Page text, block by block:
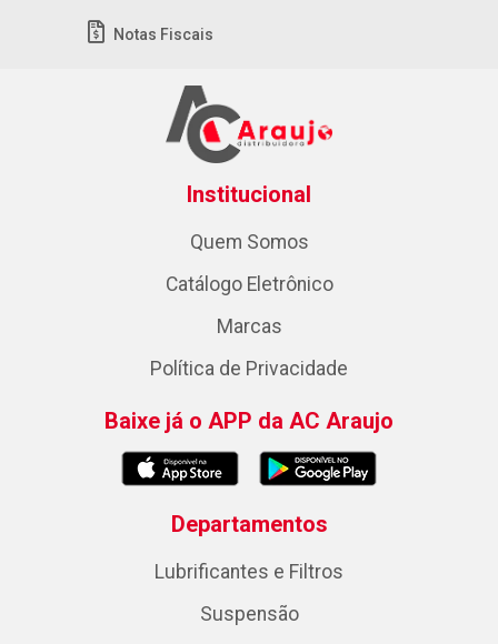
Notas Fiscais
Institucional
Quem Somos
Catálogo Eletrônico
Marcas
Política de Privacidade
Baixe já o APP da AC Araujo
Departamentos
Lubrificantes e Filtros
Suspensão